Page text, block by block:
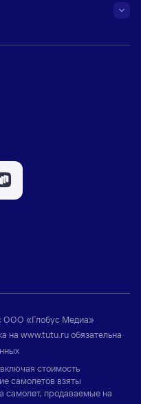
ООО «Глобус Медиа»
на www.tutu.ruобязательна
стоимость
самолетов взяты
самолет, продаваемые на